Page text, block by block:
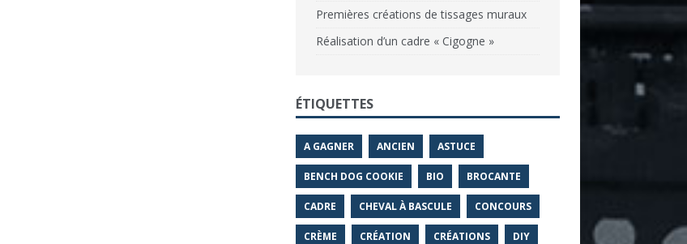
Premières créations de tissages muraux
Réalisation d’un cadre « Cigogne »
ÉTIQUETTES
A GAGNER ANCIEN ASTUCE
BENCH DOG COOKIE BIO BROCANTE
CADRE CHEVAL À BASCULE CONCOURS
CRÈME CRÉATION CRÉATIONS DIY